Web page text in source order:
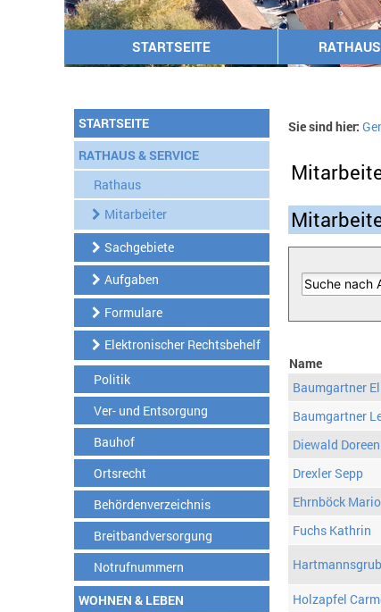
STARTSEITE
STARTSEITE
RATHAUS & SERVICE
Rathaus
Mitarbeiter
Sachgebiete
Aufgaben
Formulare
Elektronischer Rechtsbehelf
Politik
Ver- und Entsorgung
Bauhof
Ortsrecht
Behördenverzeichnis
Breitbandversorgung
Notrufnummern
WOHNEN & LEBEN
Sie sind hier:
Name
Baumgartner
Baumgartner
Diewald Doreen
Drexler Sepp
Ehrnböck Mario
Fuchs Kathrin
Holzapfel